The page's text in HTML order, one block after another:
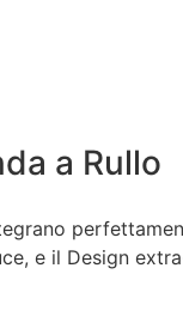
a Rullo
e il Design